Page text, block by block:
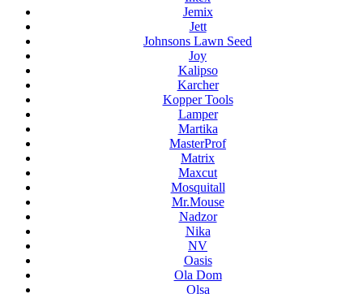
Jemix
Jett
Johnsons Lawn Seed
Joy
Kalipso
Karcher
Kopper Tools
Lamper
Martika
MasterProf
Matrix
Maxcut
Mosquitall
Mr.Mouse
Nadzor
Nika
NV
Oasis
Ola Dom
Olsa